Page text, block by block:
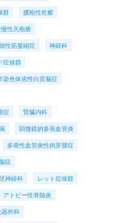
群
膿疱性乾癬
性天疱瘡
性筋萎縮症
神経科
症候群
染色体劣性白質脳症
症
腎臓内科
顕微鏡的多発血管炎
多発性血管炎性肉芽腫症
症
神経科
レット症候群
アトピー性脊髄炎
外科